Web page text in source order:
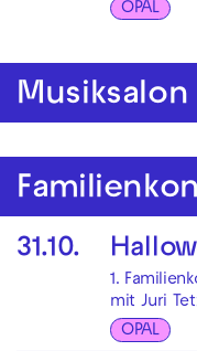
OPAL
Musiksalon
31.10.
1.
mit Juri
OPAL